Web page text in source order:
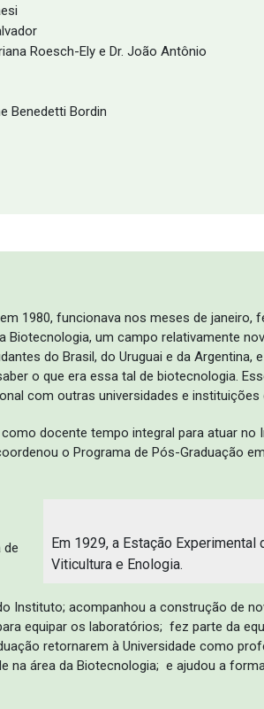
Roesch-Ely e Dr. João Antônio
Benedetti Bordin
1980, funcionava nos meses de janeiro,
um campo relativamente
do Brasil, do Uruguai e da
o que era essa tal de biotecnologia.
com outras universidades e instituições
docente tempo integral para atuar
o Programa de Pós-Graduação
Em 1929, a Estação Experimental
Viticultura e Enologia.
de
Instituto; acompanhou a construção de
equipar os laboratórios; fez parte da
retornarem à Universidade como
na área da Biotecnologia; e ajudou a